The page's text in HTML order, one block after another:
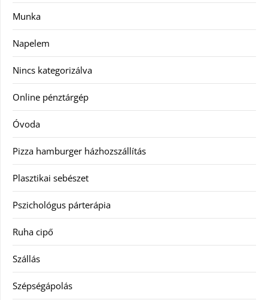
Munka
Napelem
Nincs kategorizálva
Online pénztárgép
Óvoda
Pizza hamburger házhozszállítás
Plasztikai sebészet
Pszichológus párterápia
Ruha cipő
Szállás
Szépségápolás